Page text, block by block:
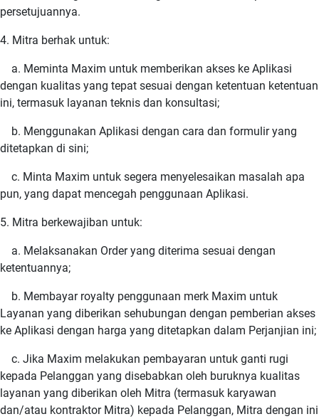
persetujuannya.
4. Mitra berhak untuk:
a. Meminta Maxim untuk memberikan akses ke Aplikasi
dengan kualitas yang tepat sesuai dengan ketentuan ketentuan
ini, termasuk layanan teknis dan konsultasi;
b. Menggunakan Aplikasi dengan cara dan formulir yang
ditetapkan di sini;
c. Minta Maxim untuk segera menyelesaikan masalah apa
pun, yang dapat mencegah penggunaan Aplikasi.
5. Mitra berkewajiban untuk:
a. Melaksanakan Order yang diterima sesuai dengan
ketentuannya;
b. Membayar royalty penggunaan merk Maxim untuk
Layanan yang diberikan sehubungan dengan pemberian akses
ke Aplikasi dengan harga yang ditetapkan dalam Perjanjian ini;
c. Jika Maxim melakukan pembayaran untuk ganti rugi
kepada Pelanggan yang disebabkan oleh buruknya kualitas
layanan yang diberikan oleh Mitra (termasuk karyawan
dan/atau kontraktor Mitra) kepada Pelanggan, Mitra dengan ini